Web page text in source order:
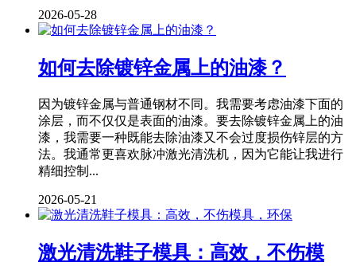
2026-05-28
如何去除镀锌金属上的油漆？
因为镀锌金属与普通钢材不同。我需要考虑油漆下面的
涂层，而不仅仅是表面的油漆。要去除镀锌金属上的油
漆，我需要一种既能去除油漆又不会过度损伤锌层的方
法。我通常更喜欢脉冲激光清洗机，因为它能让我进行
精细控制...
2026-05-21
激光清洗鞋子模具：高效，不伤模